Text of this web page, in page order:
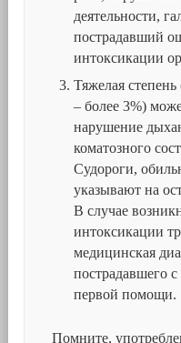
деятельности,
пострадавший
интоксикации
Тяжелая
– более 3%)
нарушение
коматозного
Судороги,
указывают на
В случае
интоксикации
медицинская
пострадавшего
первой помощи.
Помните,